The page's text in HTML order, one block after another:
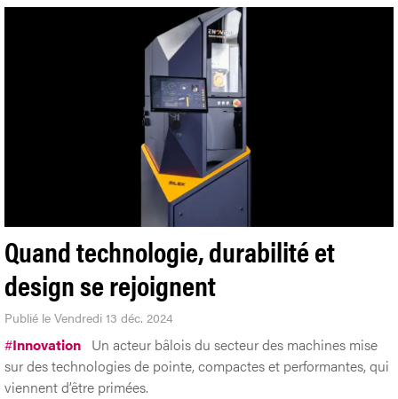
Quand technologie, durabilité et
design se rejoignent
Publié le Vendredi 13 déc. 2024
#Innovation Un acteur bâlois du secteur des machines mise
sur des technologies de pointe, compactes et performantes, qui
viennent d’être primées.